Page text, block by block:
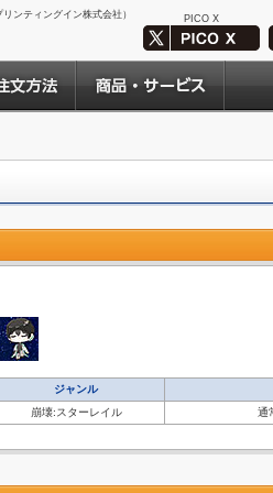
ンティングイン株式会社） PICO X
ジャンル
崩壊:スターレイル 通